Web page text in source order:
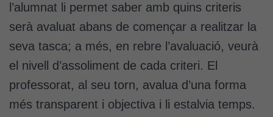
l’alumnat li permet saber amb quins criteris
serà avaluat abans de començar a realitzar la
seva tasca; a més, en rebre l’avaluació, veurà
el nivell d’assoliment de cada criteri. El
professorat, al seu torn, avalua d’una forma
més transparent i objectiva i li estalvia temps.